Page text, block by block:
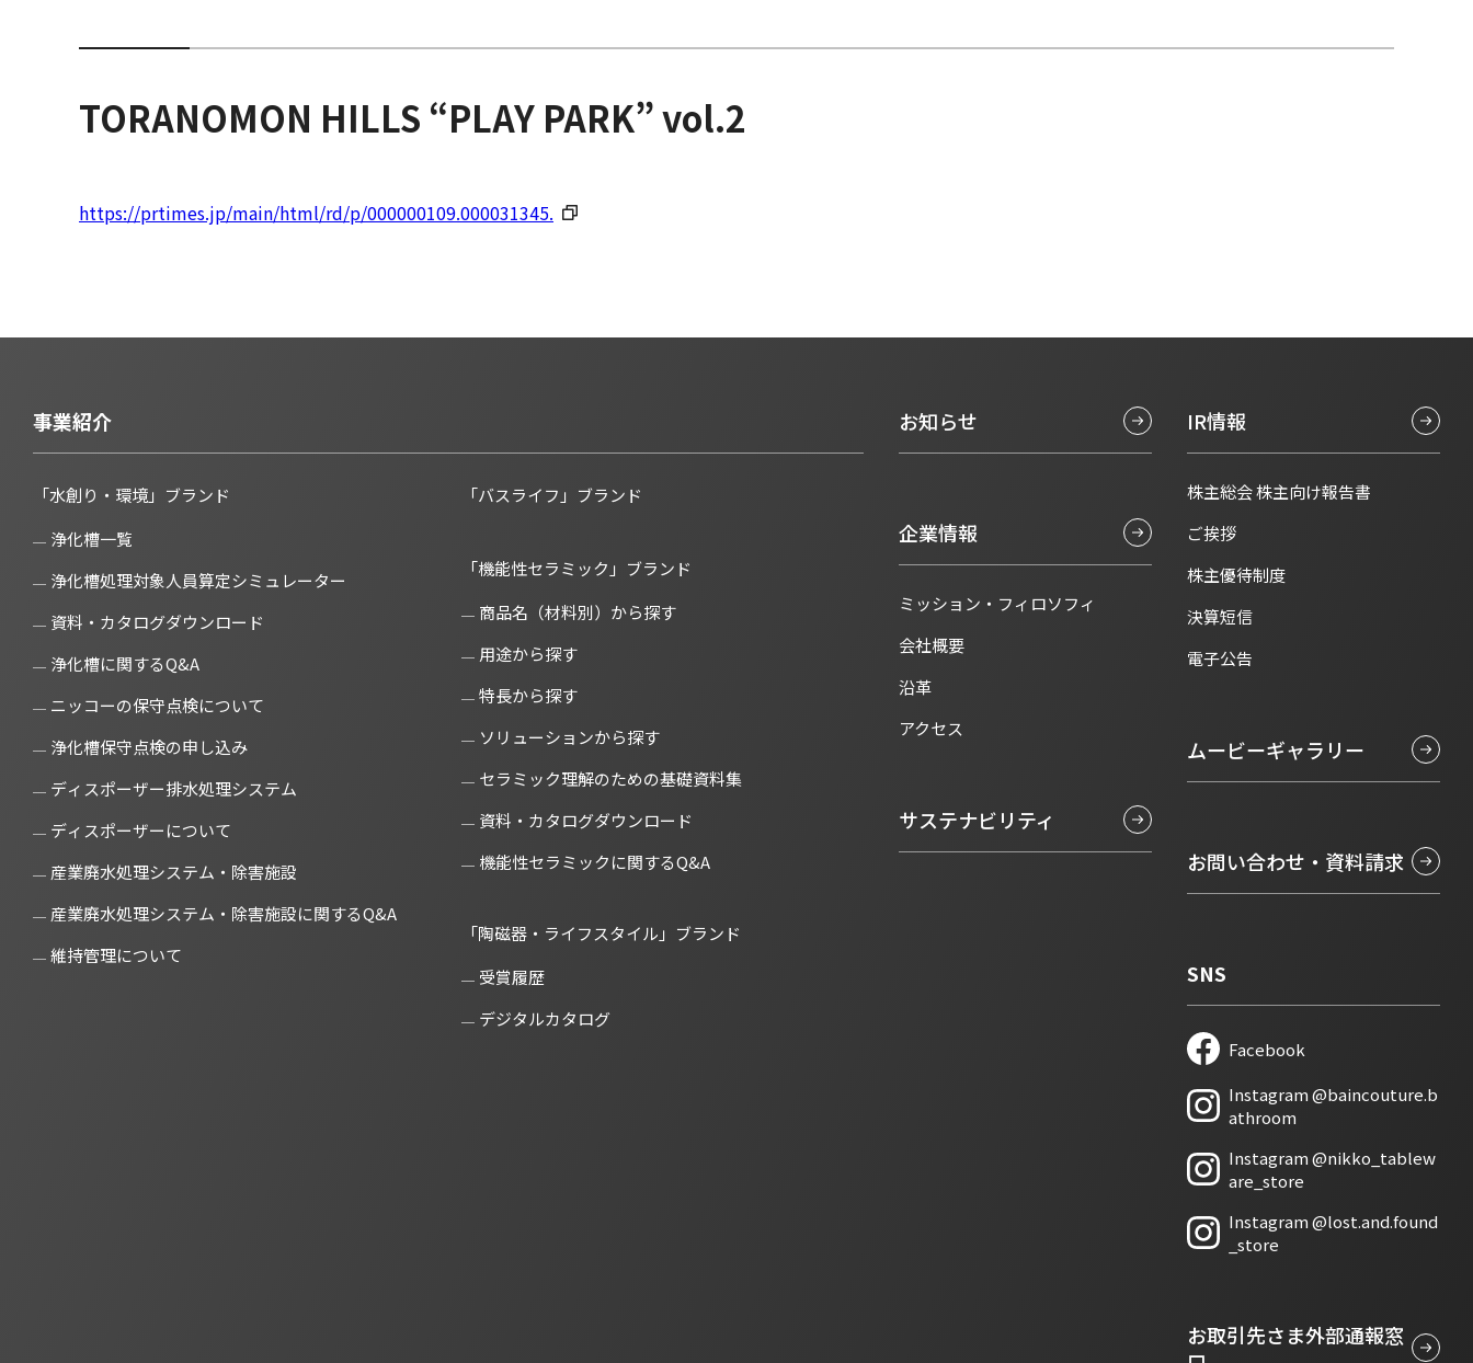
TORANOMON HILLS “PLAY PARK” vol.2
https://prtimes.jp/main/html/rd/p/000000109.000031345.
事業紹介
「水創り・環境」ブランド
浄化槽一覧
浄化槽処理対象人員算定シミュレーター
資料・カタログダウンロード
浄化槽に関するQ&A
ニッコーの保守点検について
浄化槽保守点検の申し込み
ディスポーザー排水処理システム
ディスポーザーについて
産業廃水処理システム・除害施設
産業廃水処理システム・除害施設に関するQ&A
維持管理について
「バスライフ」ブランド
「機能性セラミック」ブランド
商品名（材料別）から探す
用途から探す
特長から探す
ソリューションから探す
セラミック理解のための基礎資料集
資料・カタログダウンロード
機能性セラミックに関するQ&A
「陶磁器・ライフスタイル」ブランド
受賞履歴
デジタルカタログ
お知らせ
企業情報
ミッション・フィロソフィ
会社概要
沿革
アクセス
サステナビリティ
IR情報
株主総会 株主向け報告書
ご挨拶
株主優待制度
決算短信
電子公告
ムービーギャラリー
お問い合わせ・資料請求
SNS
Facebook
新しいタブで開きます
Instagram @baincouture.b
athroom
新しいタブで開きます
Instagram @nikko_tablew
are_store
新しいタブで開きます
Instagram @lost.and.found
_store
新しいタブで開きます
お取引先さま外部通報窓